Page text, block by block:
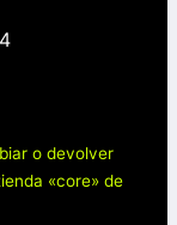
o devolver
«core» de